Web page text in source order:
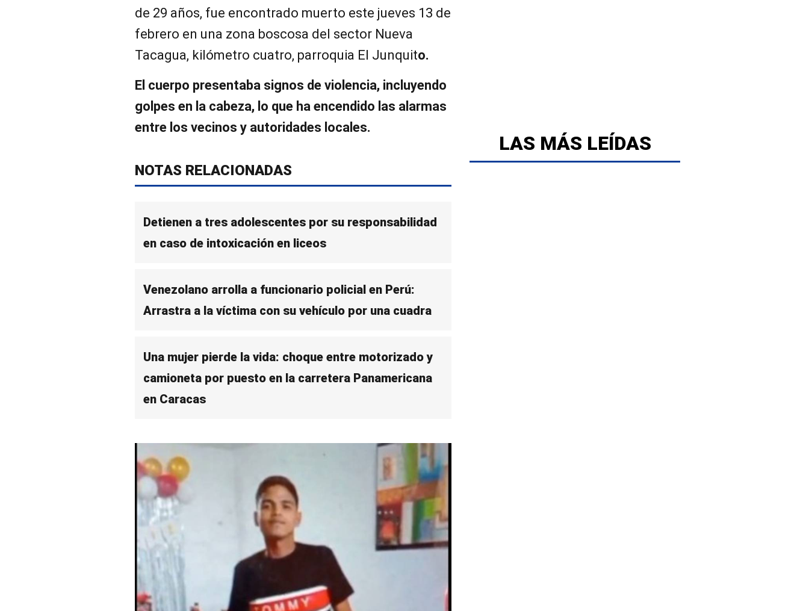
de 29 años, fue encontrado muerto este jueves 13 de
febrero en una zona boscosa del sector Nueva
Tacagua, kilómetro cuatro, parroquia El Junquito.
El cuerpo presentaba signos de violencia, incluyendo
golpes en la cabeza, lo que ha encendido las alarmas
entre los vecinos y autoridades locales.
NOTAS RELACIONADAS
Detienen a tres adolescentes por su responsabilidad
en caso de intoxicación en liceos
Venezolano arrolla a funcionario policial en Perú:
Arrastra a la víctima con su vehículo por una cuadra
Una mujer pierde la vida: choque entre motorizado y
camioneta por puesto en la carretera Panamericana
en Caracas
LAS MÁS LEÍDAS